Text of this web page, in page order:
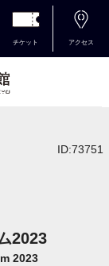
チケット アクセス
ID:73751
2023
2023